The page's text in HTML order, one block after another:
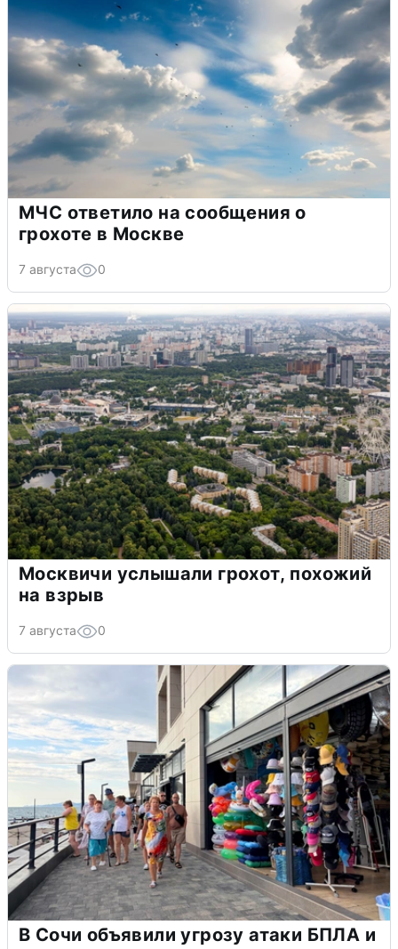
МЧС ответило на сообщения о
грохоте в Москве
7 августа 0
Москвичи услышали грохот, похожий
на взрыв
7 августа 0
В Сочи объявили угрозу атаки БПЛА и